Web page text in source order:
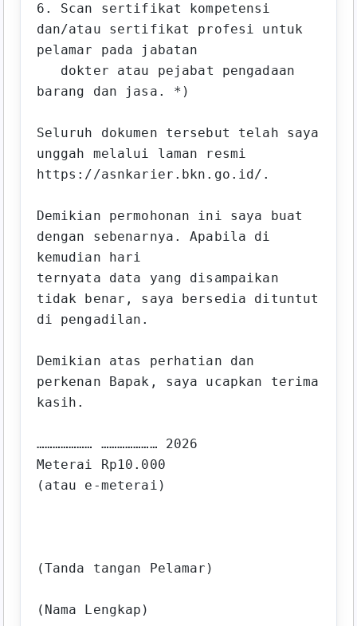
6. Scan sertifikat kompetensi
dan/atau sertifikat profesi untuk
pelamar pada jabatan
barang dan jasa. *)
Seluruh dokumen tersebut telah saya
unggah melalui laman resmi
https://asnkarier.bkn.go.id/.
Demikian permohonan ini saya buat
dengan sebenarnya. Apabila di
kemudian hari
ternyata data yang disampaikan
tidak benar, saya bersedia dituntut
di pengadilan.
Demikian atas perhatian dan
perkenan Bapak, saya ucapkan terima
kasih.
………………… ………………… 2026
Meterai Rp10.000
(atau e-meterai)
(Tanda tangan Pelamar)
(Nama Lengkap)